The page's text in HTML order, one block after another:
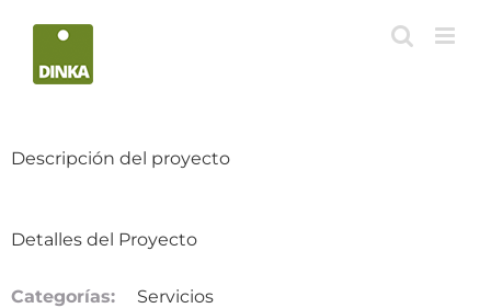
Descripción del proyecto
Detalles del Proyecto
Categorías:
Servicios